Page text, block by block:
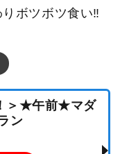
ボツボツ食い‼
＞★午前★マダ
ン